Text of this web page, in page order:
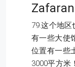
79.这个地
有一些大使
位置有一些
3000平方米